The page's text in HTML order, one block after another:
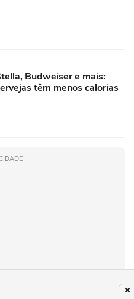
Budweiser e mais:
têm menos calorias